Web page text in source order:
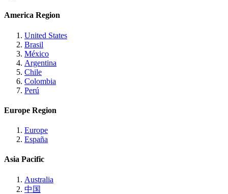
America Region
United States
Brasil
México
Argentina
Chile
Colombia
Perú
Europe Region
Europe
España
Asia Pacific
Australia
中国